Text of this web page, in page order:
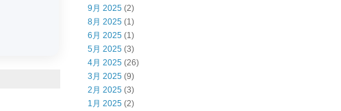
9月 2025 (2)
8月 2025 (1)
6月 2025 (1)
5月 2025 (3)
4月 2025 (26)
3月 2025 (9)
2月 2025 (3)
1月 2025 (2)